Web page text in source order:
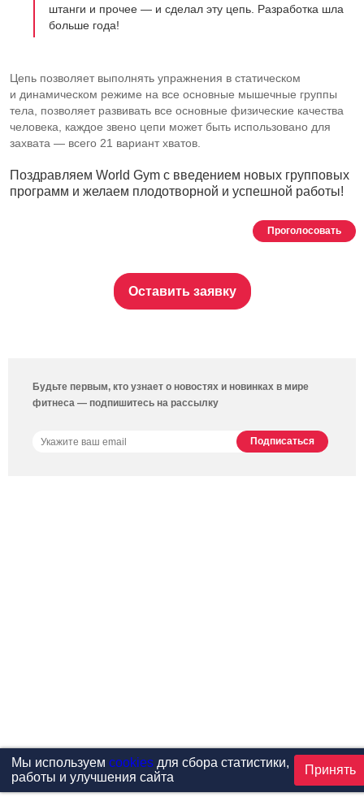
штанги и прочее — и сделал эту цепь. Разработка шла
больше года!
Цепь позволяет выполнять упражнения в статическом
и динамическом режиме на все основные мышечные группы
тела, позволяет развивать все основные физические качества
человека, каждое звено цепи может быть использовано для
захвата — всего 21 вариант хватов.
Поздравляем World Gym с введением новых групповых
программ и желаем плодотворной и успешной работы!
Проголосовать
Оставить заявку
Будьте первым, кто узнает о новостях и новинках в мире
фитнеса — подпишитесь на рассылку
Мы используем cookiesдля сбора статистики,
работы и улучшения сайта
Принять